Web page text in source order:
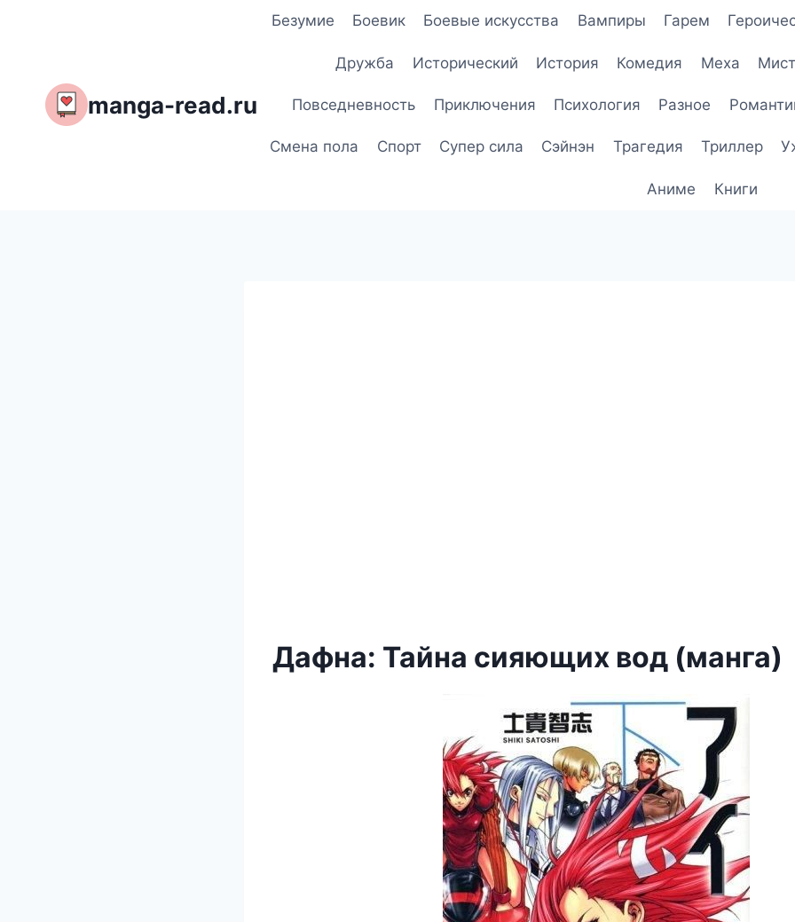
manga-read.ru
Безумие Боевик Боевые искусства Вампиры Гарем
Дружба Исторический История Комедия Меха
Повседневность Приключения Психология Разное
Смена пола Спорт Супер сила Сэйнэн Трагедия Триллер
Аниме Книги
Дафна: Тайна сияющих вод (манга)